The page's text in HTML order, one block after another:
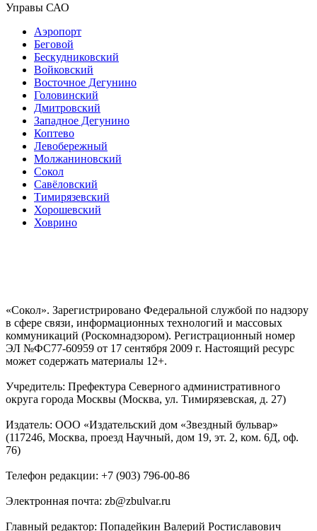
Управы САО
Аэропорт
Беговой
Бескудниковский
Войковский
Восточное Дегунино
Головинский
Дмитровский
Западное Дегунино
Коптево
Левобережный
Молжаниновский
Сокол
Савёловский
Тимирязевский
Хорошевский
Ховрино
«Сокол». Зарегистрировано Федеральной службой по надзору
в сфере связи, информационных технологий и массовых
коммуникаций (Роскомнадзором). Регистрационный номер
ЭЛ №ФС77-60959 от 17 сентября 2009 г. Настоящий ресурс
может содержать материалы 12+.
Учредитель: Префектура Северного административного
округа города Москвы (Москва, ул. Тимирязевская, д. 27)
Издатель: ООО «Издательский дом «Звездный бульвар»
(117246, Москва, проезд Научный, дом 19, эт. 2, ком. 6Д, оф.
76)
Телефон редакции: +7 (903) 796-00-86
Электронная почта: zb@zbulvar.ru
Главный редактор: Попадейкин Валерий Ростиславович